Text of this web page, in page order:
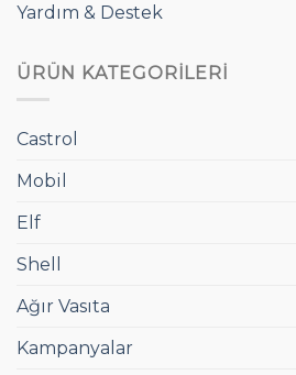
Yardım & Destek
ÜRÜN KATEGORILERI
Castrol
Mobil
Elf
Shell
Ağır Vasıta
Kampanyalar